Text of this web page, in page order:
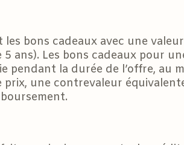
bons cadeaux avec une
ans). Les bons cadeaux pour
la durée de l’offre, au
prix, une contrevaleur